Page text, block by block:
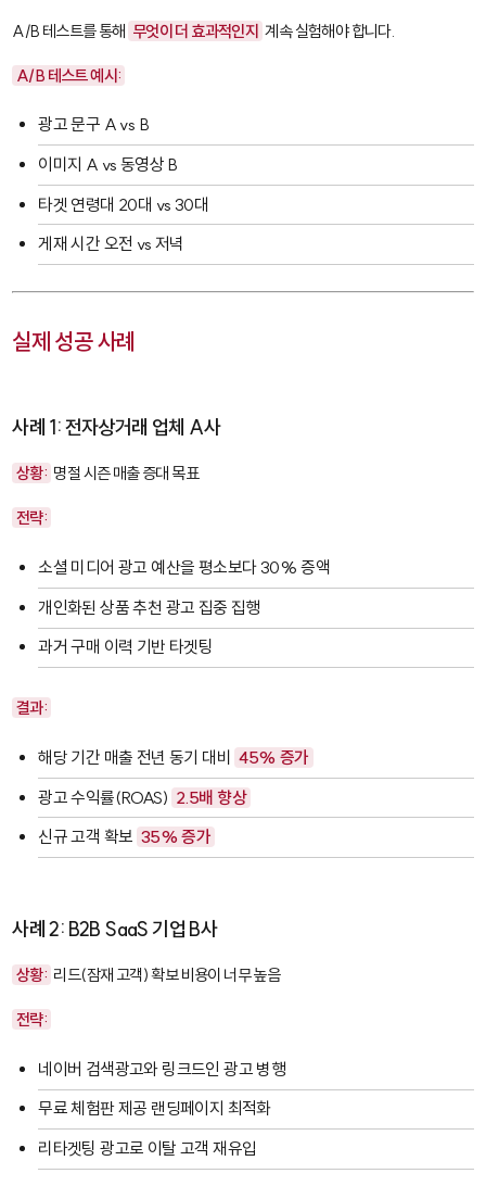
A/B 테스트를 통해 무엇이 더 효과적인지 계속 실험해야 합니다.
A/B 테스트 예시:
광고 문구 A vs B
이미지 A vs 동영상 B
타겟 연령대 20대 vs 30대
게재 시간 오전 vs 저녁
실제 성공 사례
사례 1: 전자상거래 업체 A사
상황: 명절 시즌 매출 증대 목표
전략:
소셜 미디어 광고 예산을 평소보다 30% 증액
개인화된 상품 추천 광고 집중 집행
과거 구매 이력 기반 타겟팅
결과:
해당 기간 매출 전년 동기 대비 45% 증가
광고 수익률(ROAS) 2.5배 향상
신규 고객 확보 35% 증가
사례 2: B2B SaaS 기업 B사
상황: 리드(잠재 고객) 확보 비용이 너무 높음
전략:
네이버 검색광고와 링크드인 광고 병행
무료 체험판 제공 랜딩페이지 최적화
리타겟팅 광고로 이탈 고객 재유입